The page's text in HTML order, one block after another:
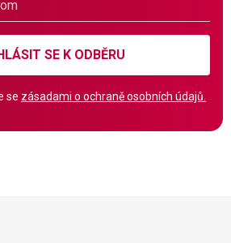
SE K ODBĚRU
se zásadami o ochraně osobních údajů.